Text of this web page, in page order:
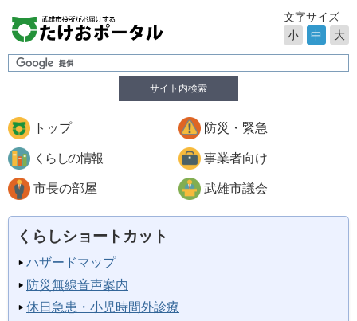
サイト内検索
文字サイズ
小
中 大
トップ 防災・緊急
くらしの情報 事業者向け
市長の部屋 武雄市議会
くらしショートカット
ハザードマップ
防災無線音声案内
休日急患・小児時間外診療